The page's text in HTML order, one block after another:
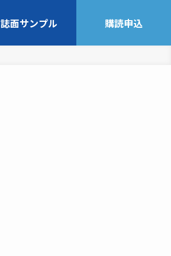
誌面サンプル 購読申込